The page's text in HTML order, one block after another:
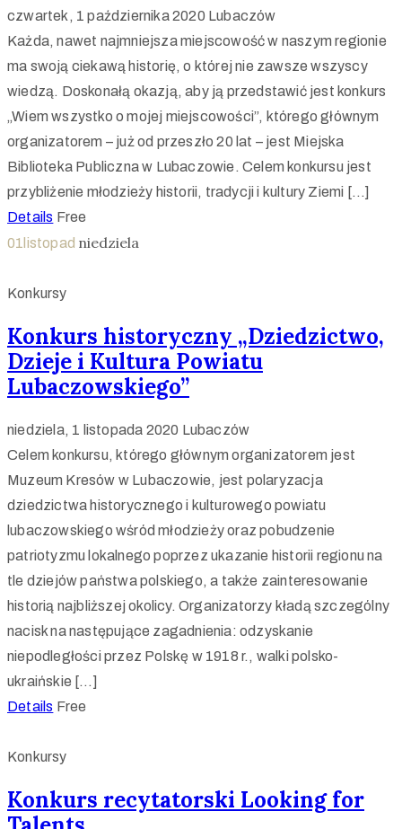
czwartek, 1 października 2020 Lubaczów
Każda, nawet najmniejsza miejscowość w naszym regionie
ma swoją ciekawą historię, o której nie zawsze wszyscy
wiedzą. Doskonałą okazją, aby ją przedstawić jest konkurs
„Wiem wszystko o mojej miejscowości”, którego głównym
organizatorem – już od przeszło 20 lat – jest Miejska
Biblioteka Publiczna w Lubaczowie. Celem konkursu jest
przybliżenie młodzieży historii, tradycji i kultury Ziemi […]
Details Free
01 listopad niedziela
Konkursy
Konkurs historyczny „Dziedzictwo,
Dzieje i Kultura Powiatu
Lubaczowskiego”
niedziela, 1 listopada 2020 Lubaczów
Celem konkursu, którego głównym organizatorem jest
Muzeum Kresów w Lubaczowie, jest polaryzacja
dziedzictwa historycznego i kulturowego powiatu
lubaczowskiego wśród młodzieży oraz pobudzenie
patriotyzmu lokalnego poprzez ukazanie historii regionu na
tle dziejów państwa polskiego, a także zainteresowanie
historią najbliższej okolicy. Organizatorzy kładą szczególny
nacisk na następujące zagadnienia: odzyskanie
niepodległości przez Polskę w 1918 r., walki polsko-
ukraińskie […]
Details Free
Konkursy
Konkurs recytatorski Looking for